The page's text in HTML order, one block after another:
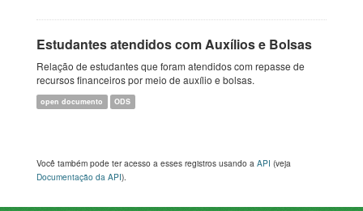
Estudantes atendidos com Auxílios e Bolsas
Relação de estudantes que foram atendidos com repasse de
recursos financeiros por meio de auxílio e bolsas.
open documento ODS
Você também pode ter acesso a esses registros usando a API (veja
Documentação da API).